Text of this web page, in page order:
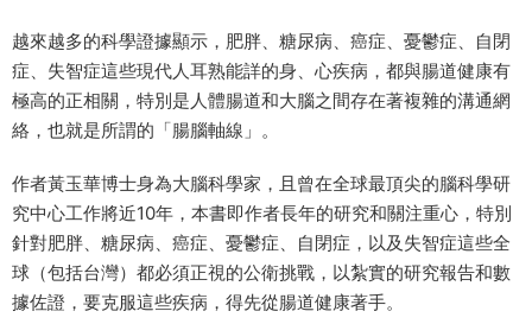
越來越多的科學證據顯示，肥胖、糖尿病、癌症、憂鬱症、自閉
症、失智症這些現代人耳熟能詳的身、心疾病，都與腸道健康有
極高的正相關，特別是人體腸道和大腦之間存在著複雜的溝通網
絡，也就是所謂的「腸腦軸線」。
作者黃玉華博士身為大腦科學家，且曾在全球最頂尖的腦科學研
究中心工作將近10年，本書即作者長年的研究和關注重心，特別
針對肥胖、糖尿病、癌症、憂鬱症、自閉症，以及失智症這些全
球（包括台灣）都必須正視的公衛挑戰，以紮實的研究報告和數
據佐證，要克服這些疾病，得先從腸道健康著手。